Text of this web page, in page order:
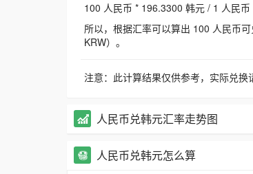
100 人民币 * 196.3300 韩元 / 1 人民
所以，根据汇率可以算出 100 人民币
KRW）。
注意：此计算结果仅供参考，实际兑换
人民币兑韩元汇率走势图
人民币兑韩元怎么算